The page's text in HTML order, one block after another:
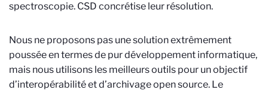
spectroscopie. CSD concrétise leur résolution.
Nous ne proposons pas une solution extrêmement
poussée en termes de pur développement informatique,
mais nous utilisons les meilleurs outils pour un objectif
d’interopérabilité et d’archivage open source. Le